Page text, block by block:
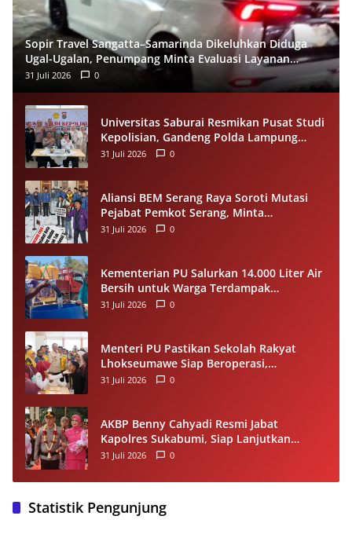
Sopir Travel Sangatta–Samarinda Dikeluhkan Diduga
Ugal-Ugalan, Penumpang Minta Evaluasi Layanan
Almeera
31 Juli 2026 0
Universitas Saburai Resmikan Pusat Studi
Kepolisian, Gandeng Polda Lampung
Perkuat Riset dan Pelayanan Publik
31 Juli 2026 0
Aliansi BEM Serang Raya Soroti Mutasi
Pejabat Pemkot Serang, Minta
Penempatan Jabatan Berbasis
31 Juli 2026 0
Kementerian PU Salurkan 14.000 Liter Air
Bersih untuk Warga Terdampak
Kekeringan di Seram Bagian Timur
31 Juli 2026 0
Menteri PU Pastikan Sekolah Rakyat
Lhokseumawe Siap Beroperasi,
Dilengkapi Asrama hingga Laptop Gratis
31 Juli 2026 0
AKBP Benny Cahyadi Resmi Jabat
Kapolres Sukabumi, Siap Lanjutkan
Program dan Perkuat Pelayanan
31 Juli 2026 0
Statistik Pengunjung